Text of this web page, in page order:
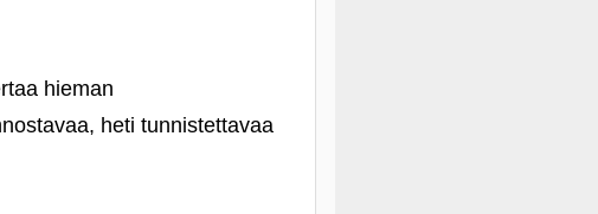
hieman
heti tunnistettavaa